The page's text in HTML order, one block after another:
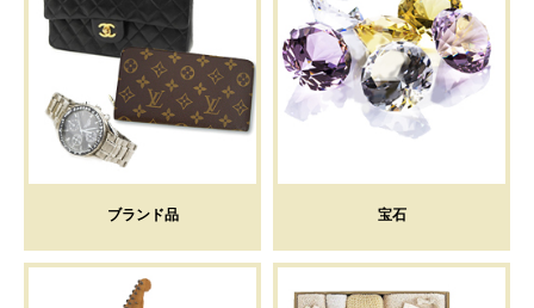
ブランド品 宝石